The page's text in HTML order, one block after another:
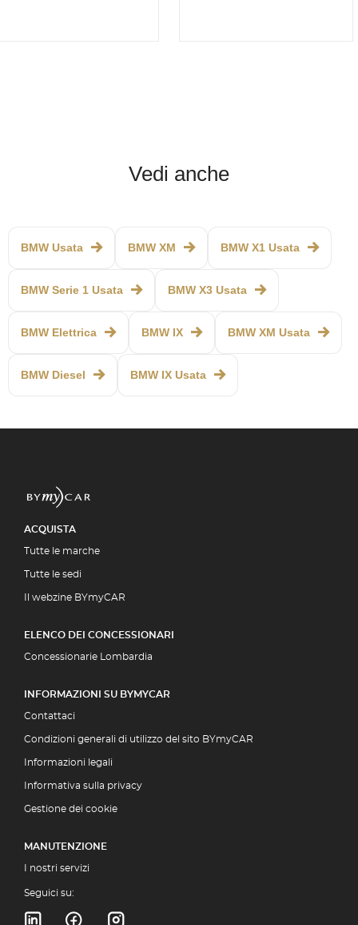
Vedi anche
BMW Usata BMW XM BMW X1 Usata
BMW Serie 1 Usata BMW X3 Usata
BMW Elettrica BMW IX BMW XM Usata
BMW Diesel BMW IX Usata
ACQUISTA
Tutte le marche
Tutte le sedi
Il webzine BYmyCAR
ELENCO DEI CONCESSIONARI
Concessionarie Lombardia
INFORMAZIONI SU BYMYCAR
Contattaci
Condizioni generali di utilizzo del sito BYmyCAR
Informazioni legali
Informativa sulla privacy
Gestione dei cookie
MANUTENZIONE
I nostri servizi
Seguici su: